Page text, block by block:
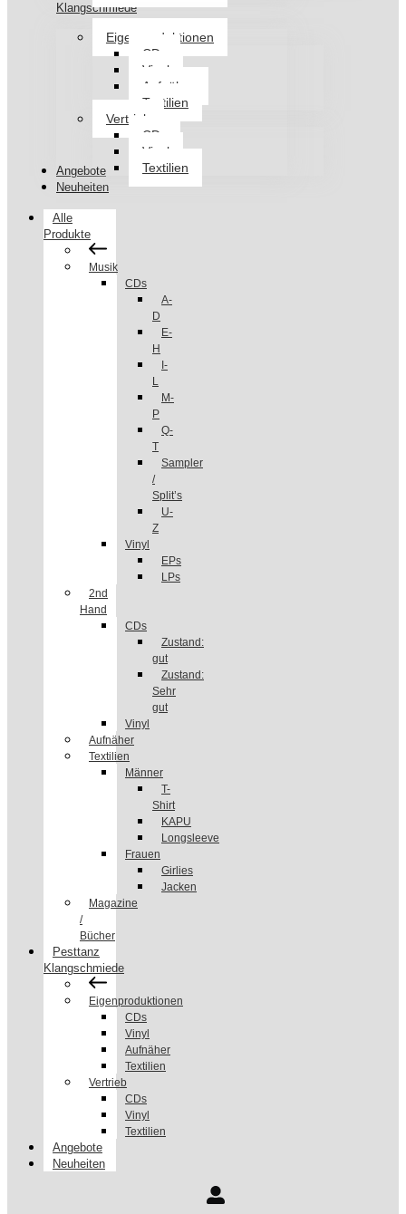
Klangschmiede
Eigenproduktionen
CDs
Vinyl
Aufnäher
Textilien
Vertrieb
CDs
Vinyl
Textilien
Angebote
Neuheiten
Alle
Produkte
Musik
CDs
A-
D
E-
H
I-
L
M-
P
Q-
T
Sampler
/
Split’s
U-
Z
Vinyl
EPs
LPs
2nd
Hand
CDs
Zustand:
gut
Zustand:
Sehr
gut
Vinyl
Aufnäher
Textilien
Männer
T-
Shirt
KAPU
Longsleeve
Frauen
Girlies
Jacken
Magazine
/
Bücher
Pesttanz
Klangschmiede
Eigenproduktionen
CDs
Vinyl
Aufnäher
Textilien
Vertrieb
CDs
Vinyl
Textilien
Angebote
Neuheiten